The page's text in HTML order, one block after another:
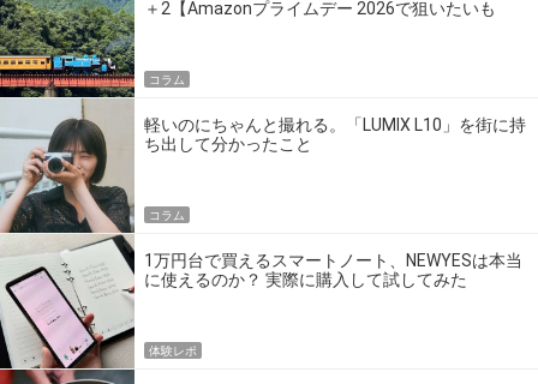
＋2【Amazonプライムデー 2026で狙いたいも
コラム
軽いのにちゃんと撮れる。「LUMIX L10」を街に持
ち出して分かったこと
コラム
1万円台で買えるスマートノート、NEWYESは本当
に使えるのか？ 実際に購入して試してみた
体験レポ